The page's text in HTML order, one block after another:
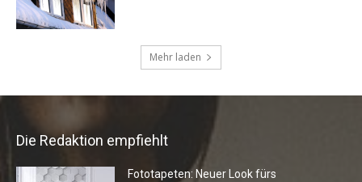
Die Redaktion empfiehlt
Fototapeten: Neuer Look fürs